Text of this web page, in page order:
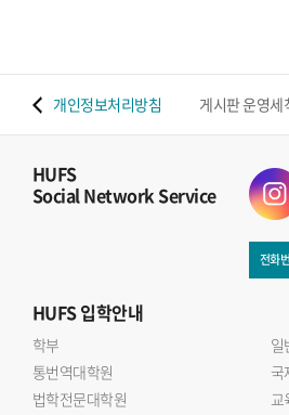
개인정보처리방침 게시판 운영세
HUFS
Social Network Service
전화
HUFS입학안내
학부
일
통번역대학원
국
법학전문대학원
교